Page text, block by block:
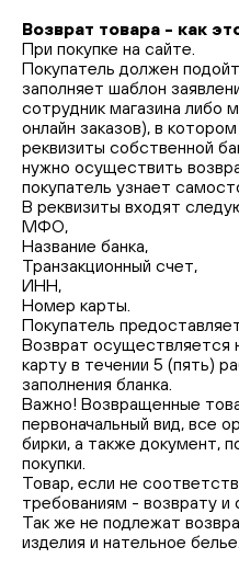
Возврат товара - как
При покупке на сайте.
Покупатель должен
заполняет шаблон
сотрудник магазина
онлайн заказов), в
реквизиты собственной
нужно осуществить
покупатель узнает
В реквизиты входят
МФО,
Название банка,
Транзакционный счет,
ИНН,
Номер карты.
Покупатель
Возврат осуществляется
карту в течении 5 (пять)
заполнения бланка.
Важно! Возвращенные
первоначальный вид, все
бирки, а также документ,
покупки.
Товар, если не
требованиям - возврату и
Так же не подлежат
изделия и нательное белье.